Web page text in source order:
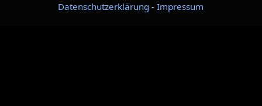
Datenschutzerklärung -Impressum